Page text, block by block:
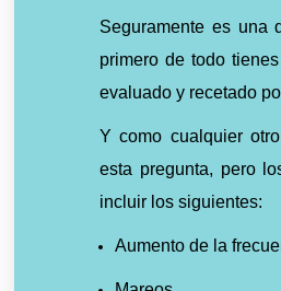
Seguramente es una
primero de todo
evaluado y recetado
Y como cualquier
esta pregunta, pero
incluir los siguientes:
Aumento de la